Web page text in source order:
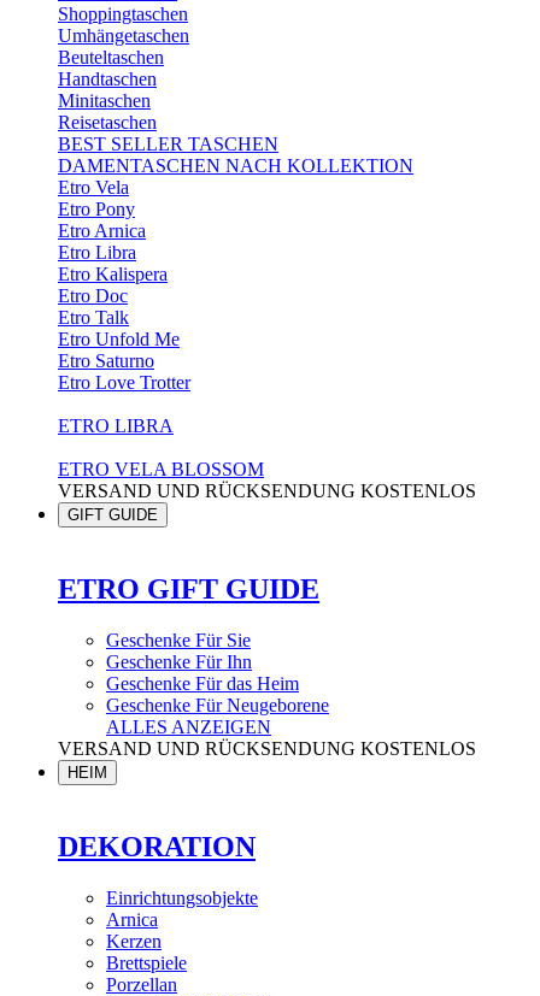
Shoppingtaschen
Umhängetaschen
Beuteltaschen
Handtaschen
Minitaschen
Reisetaschen
BEST SELLER TASCHEN
DAMENTASCHEN NACH KOLLEKTION
Etro Vela
Etro Pony
Etro Arnica
Etro Libra
Etro Kalispera
Etro Doc
Etro Talk
Etro Unfold Me
Etro Saturno
Etro Love Trotter
ETRO LIBRA
ETRO VELA BLOSSOM
VERSAND UND RÜCKSENDUNG KOSTENLOS
GIFT GUIDE
ETRO GIFT GUIDE
Geschenke Für Sie
Geschenke Für Ihn
Geschenke Für das Heim
Geschenke Für Neugeborene
ALLES ANZEIGEN
VERSAND UND RÜCKSENDUNG KOSTENLOS
HEIM
DEKORATION
Einrichtungsobjekte
Arnica
Kerzen
Brettspiele
Porzellan